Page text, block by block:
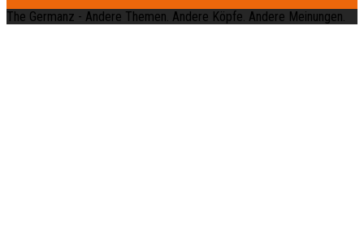
The Germanz - Andere Themen. Andere Köpfe. Andere Meinungen.